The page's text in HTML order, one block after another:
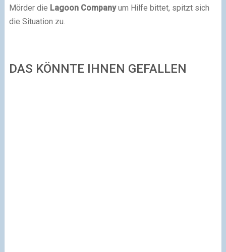
Mörder die Lagoon Companyum Hilfe bittet, spitzt sich
die Situation zu.
DAS KÖNNTE IHNEN GEFALLEN